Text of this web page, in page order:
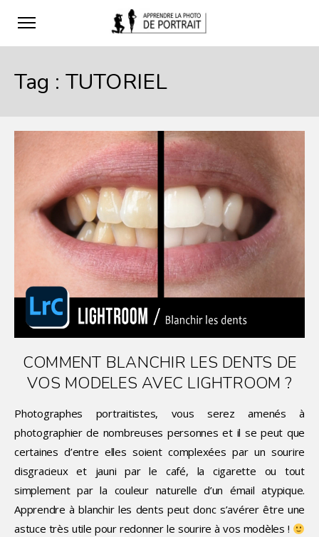
Tag :TUTORIEL
COMMENT BLANCHIR LES DENTS DE
VOS MODELES AVEC LIGHTROOM ?
Photographes portraitistes, vous serez amenés à
photographier de nombreuses personnes et il se peut que
certaines d’entre elles soient complexées par un sourire
disgracieux et jauni par le café, la cigarette ou tout
simplement par la couleur naturelle d’un émail atypique.
Apprendre à blanchir les dents peut donc s’avérer être une
astuce très utile pour redonner le sourire à vos modèles !